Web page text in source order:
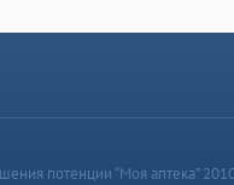
потенции “Моя аптека”